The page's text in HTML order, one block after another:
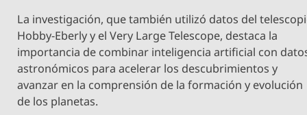
La investigación, que también utilizó datos del
Hobby-Eberly y el Very Large Telescope, destaca la
importancia de combinar inteligencia artificial con
astronómicos para acelerar los descubrimientos y
avanzar en la comprensión de la formación y evolución
de los planetas.